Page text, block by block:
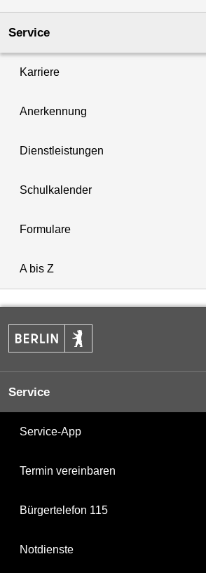
Service
Karriere
Anerkennung
Dienstleistungen
Schulkalender
Formulare
A bis Z
Service
Service-App
Termin vereinbaren
Bürgertelefon 115
Notdienste